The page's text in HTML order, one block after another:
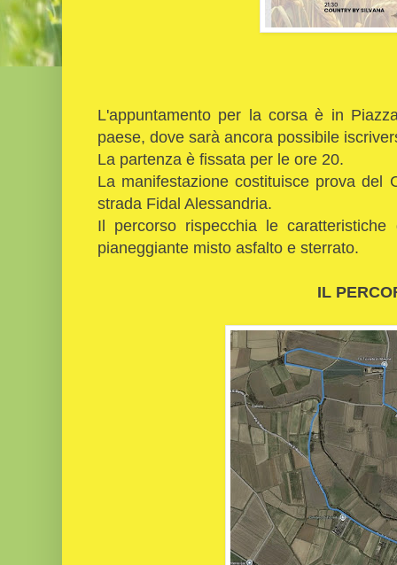
L'appuntamento per la corsa è in
paese, dove sarà ancora possibile
La partenza è fissata per le ore 20.
La manifestazione costituisce prova del
strada Fidal Alessandria.
Il percorso rispecchia le
pianeggiante misto asfalto e sterrato.
IL